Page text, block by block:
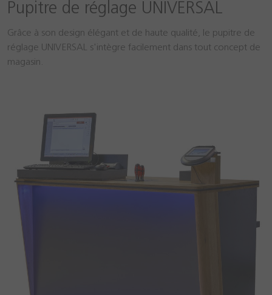
Pupitre de réglage UNIVERSAL
Grâce à son design élégant et de haute qualité, le pupitre de
réglage UNIVERSAL s'intègre facilement dans tout concept de
magasin.